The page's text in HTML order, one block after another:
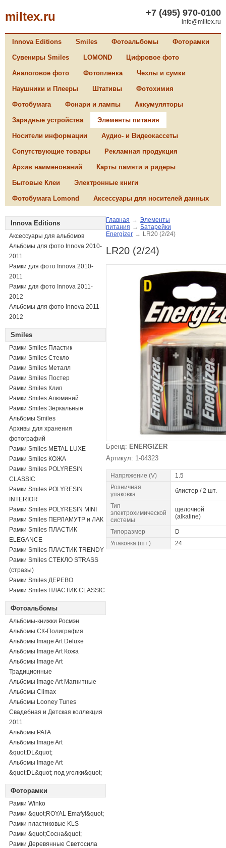
miltex.ru +7 (495) 970-0100
info@miltex.ru
Innova Editions Smiles Фотоальбомы Фоторамки
Сувениры Smiles LOMOND Цифровое фото
Аналоговое фото Фотопленка Чехлы и сумки
Наушники и Плееры Штативы Фотохимия
Фотобумага Фонари и лампы Аккумуляторы
Зарядные устройства Элементы питания
Носители информации Аудио- и Видеокассеты
Сопутствующие товары Рекламная продукция
Архив наименований Карты памяти и ридеры
Бытовые Клеи Электронные книги
Фотобумага Lomond Аксессуары для носителей данных
Innova Editions
Аксессуары для альбомов
Альбомы для фото Innova 2010-
2011
Рамки для фото Innova 2010-
2011
Рамки для фото Innova 2011-
2012
Альбомы для фото Innova 2011-
2012
Smiles
Рамки Smiles Пластик
Рамки Smiles Стекло
Рамки Smiles Металл
Рамки Smiles Постер
Рамки Smiles Клип
Рамки Smiles Алюминий
Рамки Smiles Зеркальные
Альбомы Smiles
Архивы для хранения
фотографий
Рамки Smiles METAL LUXE
Рамки Smiles КОЖА
Рамки Smiles POLYRESIN
CLASSIC
Рамки Smiles POLYRESIN
INTERIOR
Рамки Smiles POLYRESIN MINI
Рамки Smiles ПЕРЛАМУТР и ЛАК
Рамки Smiles ПЛАСТИК
ELEGANCE
Рамки Smiles ПЛАСТИК TRENDY
Рамки Smiles СТЕКЛО STRASS
(стразы)
Рамки Smiles ДЕРЕВО
Рамки Smiles ПЛАСТИК CLASSIC
Фотоальбомы
Альбомы-книжки Росмэн
Альбомы СК-Полиграфия
Альбомы Image Art Deluxe
Альбомы Image Art Кожа
Альбомы Image Art
Традиционные
Альбомы Image Art Магнитные
Альбомы Climax
Альбомы Looney Tunes
Свадебная и Детская коллекция
2011
Альбомы PATA
Альбомы Image Art
&quot;DL&quot;
Альбомы Image Art
&quot;DL&quot; под уголки&quot;
Фоторамки
Рамки Winko
Рамки &quot;ROYAL Emafyl&quot;
Рамки пластиковые KLS
Рамки &quot;Сосна&quot;
Рамки Деревянные Светосила
Главная → Элементы
питания → Батарейки
Energizer → LR20 (2/24)
LR20 (2/24)
Бренд: ENERGIZER
Артикул: 1-04323
Напряжение (V)
1.5
Розничная
упаковка
блистер / 2 шт.
Тип
электрохимической
системы
щелочной
(alkaline)
Типоразмер
D
Упаковка (шт.)
24